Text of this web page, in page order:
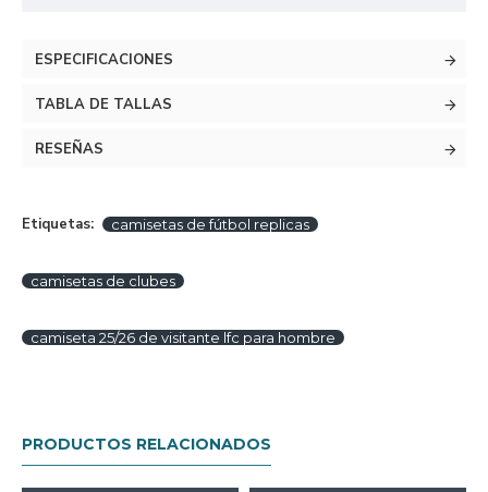
ESPECIFICACIONES
TABLA DE TALLAS
RESEÑAS
Etiquetas: camisetas de fútbol replicas
camisetas de clubes
camiseta 25/26 de visitante lfc para hombre
PRODUCTOS RELACIONADOS